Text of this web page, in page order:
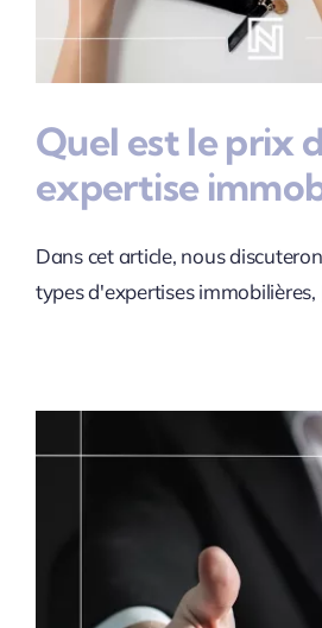
Quel est le prix
expertise
Dans cet article, nous
types d'expertises immobilières,